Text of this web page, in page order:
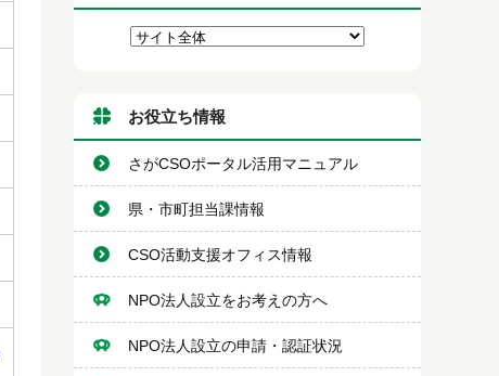
お役立ち情報
さがCSOポータル活用マニュアル
県・市町担当課情報
CSO活動支援オフィス情報
NPO法人設立をお考えの方へ
NPO法人設立の申請・認証状況